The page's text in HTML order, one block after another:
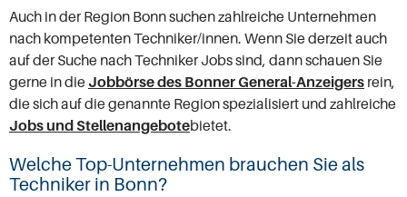
Auch in der Region Bonn suchen zahlreiche Unternehmen
nach kompetenten Techniker/innen. Wenn Sie derzeit auch
auf der Suche nach Techniker Jobs sind, dann schauen Sie
gerne in dieJobbörse des Bonner General-Anzeigers rein,
die sich auf die genannte Region spezialisiert und zahlreiche
Jobs und Stellenangebotebietet.
Welche Top-Unternehmen brauchen Sie als
Techniker in Bonn?